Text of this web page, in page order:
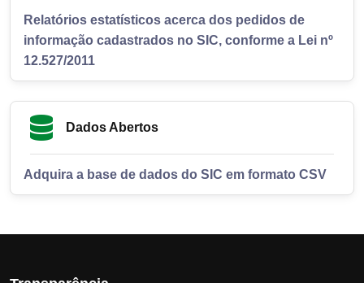
Relatórios estatísticos acerca dos pedidos de
informação cadastrados no SIC, conforme a Lei nº
12.527/2011
Dados Abertos
Adquira a base de dados do SIC em formato CSV